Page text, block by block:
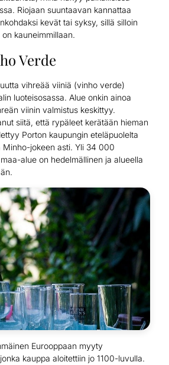
Riojaan suuntaavan kannattaa
kevät tai syksy, sillä silloin
kauneimmillaan.
Verde
vihreää viiniä (vinho verde)
luoteisosassa. Alue onkin ainoa
viinin valmistus keskittyy.
siitä, että rypäleet kerätään hieman
Porton kaupungin eteläpuolelta
Minho-jokeen asti. Yli 34 000
alue on hedelmällinen ja alueella
Eurooppaan myyty
kauppa aloitettiin jo 1100-luvulla.